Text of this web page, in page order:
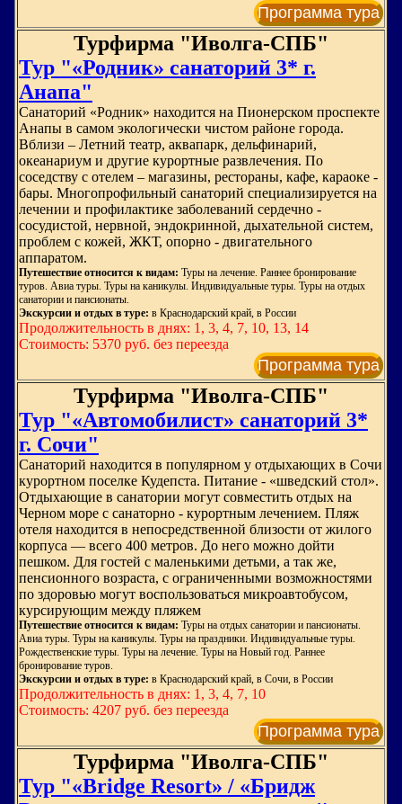
Программа тура
Турфирма "Иволга-СПБ"
Тур "«Родник» санаторий 3* г.
Анапа"
Санаторий «Родник» находится на Пионерском проспекте
Анапы в самом экологически чистом районе города.
Вблизи – Летний театр, аквапарк, дельфинарий,
океанариум и другие курортные развлечения. По
соседству с отелем – магазины, рестораны, кафе, караоке -
бары. Многопрофильный санаторий специализируется на
лечении и профилактике заболеваний сердечно -
сосудистой, нервной, эндокринной, дыхательной систем,
проблем с кожей, ЖКТ, опорно - двигательного
аппаратом.
Путешествие относится к видам: Туры на лечение. Раннее бронирование
туров. Авиа туры. Туры на каникулы. Индивидуальные туры. Туры на отдых
санатории и пансионаты.
Экскурсии и отдых в туре: в Краснодарский край, в России
Продолжительность в днях: 1, 3, 4, 7, 10, 13, 14
Стоимость: 5370 руб. без переезда
Программа тура
Турфирма "Иволга-СПБ"
Тур "«Автомобилист» санаторий 3*
г. Сочи"
Санаторий находится в популярном у отдыхающих в Сочи
курортном поселке Кудепста. Питание - «шведский стол».
Отдыхающие в санатории могут совместить отдых на
Черном море с санаторно - курортным лечением. Пляж
отеля находится в непосредственной близости от жилого
корпуса — всего 400 метров. До него можно дойти
пешком. Для гостей с маленькими детьми, а так же,
пенсионного возраста, с ограниченными возможностями
по здоровью могут воспользоваться микроавтобусом,
курсирующим между пляжем
Путешествие относится к видам: Туры на отдых санатории и пансионаты.
Авиа туры. Туры на каникулы. Туры на праздники. Индивидуальные туры.
Рождественские туры. Туры на лечение. Туры на Новый год. Раннее
бронирование туров.
Экскурсии и отдых в туре: в Краснодарский край, в Сочи, в России
Продолжительность в днях: 1, 3, 4, 7, 10
Стоимость: 4207 руб. без переезда
Программа тура
Турфирма "Иволга-СПБ"
Тур "«Bridge Resort» / «Бридж